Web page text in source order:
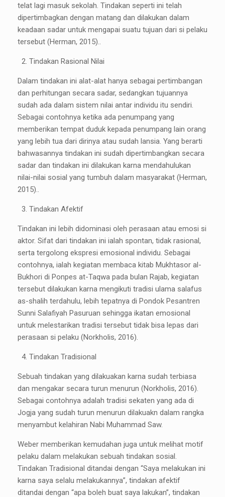
telat lagi masuk sekolah. Tindakan seperti ini telah
dipertimbagkan dengan matang dan dilakukan dalam
keadaan sadar untuk mengapai suatu tujuan dari si pelaku
tersebut (Herman, 2015)..
Tindakan Rasional Nilai
Dalam tindakan ini alat-alat hanya sebagai pertimbangan
dan perhitungan secara sadar, sedangkan tujuannya
sudah ada dalam sistem nilai antar individu itu sendiri.
Sebagai contohnya ketika ada penumpang yang
memberikan tempat duduk kepada penumpang lain orang
yang lebih tua dari dirinya atau sudah lansia. Yang berarti
bahwasannya tindakan ini sudah dipertimbangkan secara
sadar dan tindakan ini dilakukan karna mendahulukan
nilai-nilai sosial yang tumbuh dalam masyarakat (Herman,
2015)..
Tindakan Afektif
Tindakan ini lebih didominasi oleh perasaan atau emosi si
aktor. Sifat dari tindakan ini ialah spontan, tidak rasional,
serta tergolong ekspresi emosional individu. Sebagai
contohnya, ialah kegiatan membaca kitab Mukhtasor al-
Bukhori di Ponpes at-Taqwa pada bulan Rajab, kegiatan
tersebut dilakukan karna mengikuti tradisi ulama salafus
as-shalih terdahulu, lebih tepatnya di Pondok Pesantren
Sunni Salafiyah Pasuruan sehingga ikatan emosional
untuk melestarikan tradisi tersebut tidak bisa lepas dari
perasaan si pelaku (Norkholis, 2016).
Tindakan Tradisional
Sebuah tindakan yang dilakuakan karna sudah terbiasa
dan mengakar secara turun menurun (Norkholis, 2016).
Sebagai contohnya adalah tradisi sekaten yang ada di
Jogja yang sudah turun menurun dilakuakn dalam rangka
menyambut kelahiran Nabi Muhammad Saw.
Weber memberikan kemudahan juga untuk melihat motif
pelaku dalam melakukan sebuah tindakan sosial.
Tindakan Tradisional ditandai dengan “Saya melakukan ini
karna saya selalu melakukannya”, tindakan afektif
ditandai dengan “apa boleh buat saya lakukan”, tindakan